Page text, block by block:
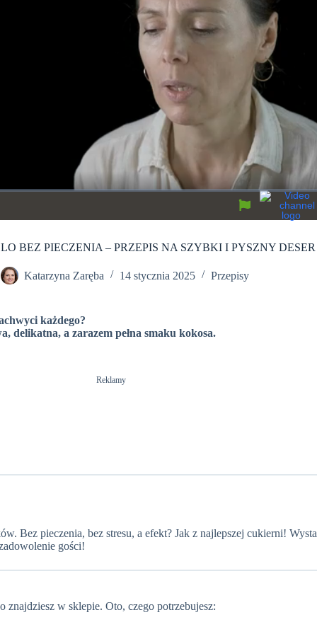
BEZ PIECZENIA – PRZEPIS NA SZYBKI I PYSZNY DESER
Katarzyna Zaręba 14 stycznia 2025 Przepisy
każdego?
delikatna, a zarazem pełna smaku kokosa.
Reklamy
Bez pieczenia, bez stresu, a efekt? Jak z najlepszej cukierni!
gości!
w sklepie. Oto, czego potrzebujesz: